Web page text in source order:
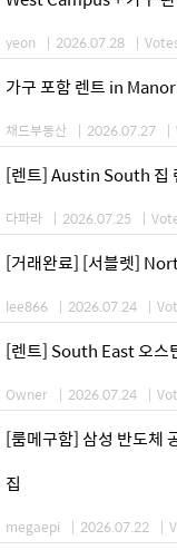
yeon | 2026.07.28 |
가구 포함 렌트 in Manor
채드부동산 | 2026.07.27 |
[렌트] Austin South 집
다파라 | 2026.07.25 |
[거래완료] [서블렛]
lee866 | 2026.07.24 |
[렌트] South East 오스
Owner | 2026.07.24 |
[룸메구함] 삼성 반도체
집
megaepi | 2026.07.22 |